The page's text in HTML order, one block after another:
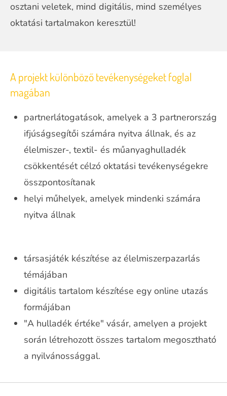
osztani veletek, mind digitális, mind személyes
oktatási tartalmakon keresztül!
A projektkülönböző tevékenységeket foglal
magában
partnerlátogatások, amelyek a 3 partnerország
ifjúságsegítői számára nyitva állnak, és az
élelmiszer-, textil- és műanyaghulladék
csökkentését célzó oktatási tevékenységekre
összpontosítanak
helyi műhelyek, amelyek mindenki számára
nyitva állnak
társasjáték készítése az élelmiszerpazarlás
témájában
digitális tartalom készítése egy online utazás
formájában
"A hulladék értéke" vásár, amelyen a projekt
során létrehozott összes tartalom megosztható
a nyilvánossággal.